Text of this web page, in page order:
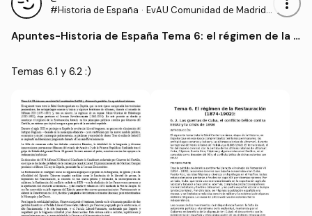
#Historia de España · EvAU Comunidad de Madrid -
sidad
Apuntes-Historia de España Tema 6: el régimen de la R
Temas 6.1 y 6.2 :)